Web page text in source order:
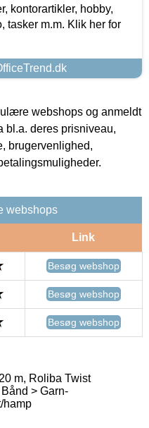
kontorartikler, hobby,
tasker m.m. Klik her for
webshops og anmeldt
bl.a. deres prisniveau,
brugervenlighed,
webshops
Link
Besøg webshop
Besøg webshop
Besøg webshop
m, Roliba Twist
> Garn-
hamp